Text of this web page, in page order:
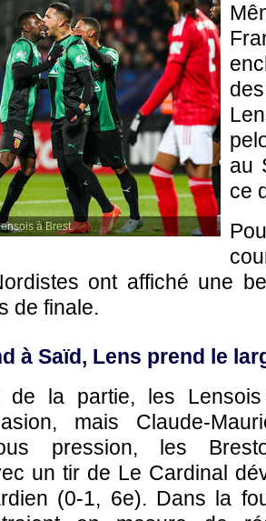
à Brest.
au
ce
ont affiché une
de finale.
à Saïd, Lens prend le
de la partie, les
mais Claude-
pression, les
un tir de Le Cardinal
(0-1, 6e). Dans la